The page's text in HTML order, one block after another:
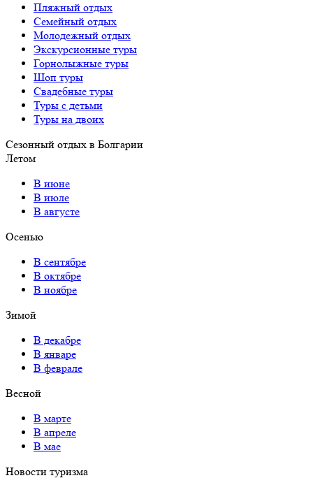
Пляжный отдых
Семейный отдых
Молодежный отдых
Экскурсионные туры
Горнолыжные туры
Шоп туры
Свадебные туры
Туры с детьми
Туры на двоих
Сезонный отдых в Болгарии
Летом
В июне
В июле
В августе
Осенью
В сентябре
В октябре
В ноябре
Зимой
В декабре
В январе
В феврале
Весной
В марте
В апреле
В мае
Новости туризма